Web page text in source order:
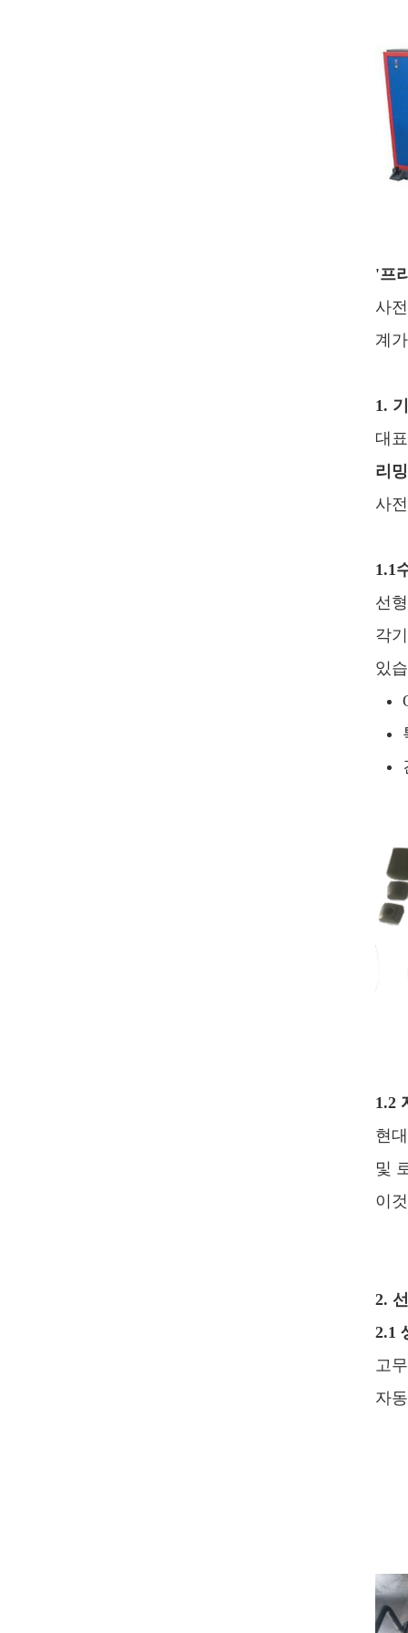
'프
사
계
1.
대
리
사
1.1
선
각
있
1.2
현
및
이
2.
2.1
고
자